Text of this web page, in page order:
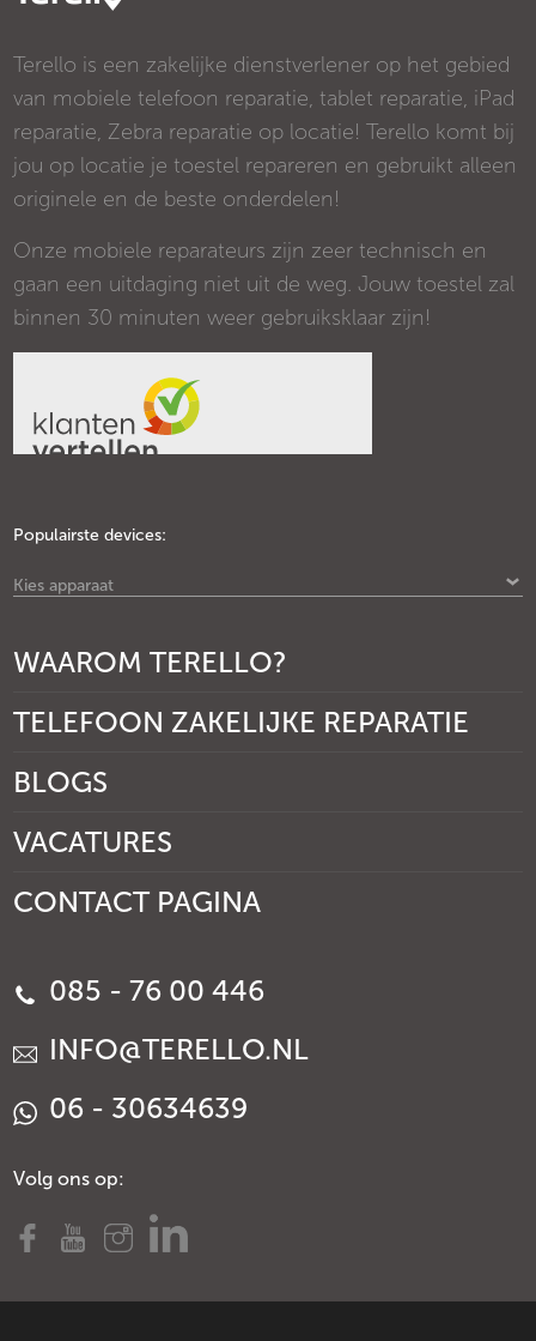
Terello is een zakelijke dienstverlener op het gebied
van mobiele telefoon reparatie, tablet reparatie, iPad
reparatie, Zebra reparatie op locatie! Terello komt bij
jou op locatie je toestel repareren en gebruikt alleen
originele en de beste onderdelen!
Onze mobiele reparateurs zijn zeer technisch en
gaan een uitdaging niet uit de weg. Jouw toestel zal
binnen 30 minuten weer gebruiksklaar zijn!
Populairste devices:
Kies apparaat
WAAROM TERELLO?
TELEFOON ZAKELIJKE REPARATIE
BLOGS
VACATURES
CONTACT PAGINA
085 - 76 00 446
INFO@TERELLO.NL
06 - 30634639
Volg ons op: